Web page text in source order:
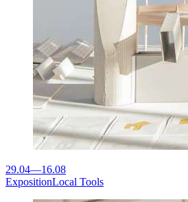
29.04—16.08
ExpositionLocal Tools